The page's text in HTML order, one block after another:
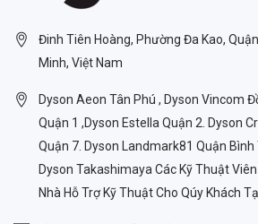
Đinh Tiên Hoàng, Phường Đa Kao, Quận
Minh, Việt Nam
Dyson Aeon Tân Phú , Dyson Vincom
Quận 1 ,Dyson Estella Quận 2. Dyson
Quận 7. Dyson Landmark81 Quận Bình
Dyson Takashimaya Các Kỹ Thuật
Nhà Hỗ Trợ Kỹ Thuật Cho Qúy Khách